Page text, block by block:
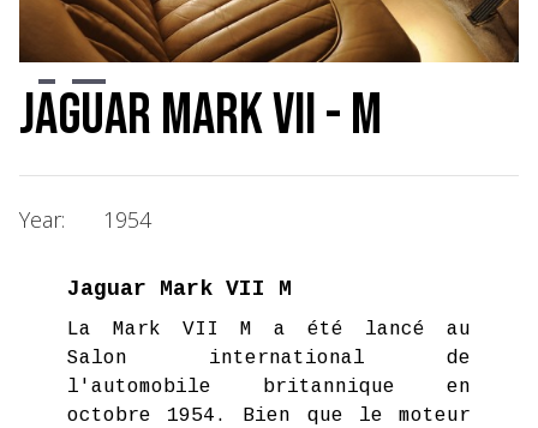
Jaguar Mark VII - M
Year: 1954
Jaguar Mark VII M
La Mark VII M a été lancé au
Salon international de
l'automobile britannique en
octobre 1954. Bien que le moteur